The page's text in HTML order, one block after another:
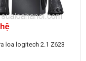
loa logitech 2.1 Z623